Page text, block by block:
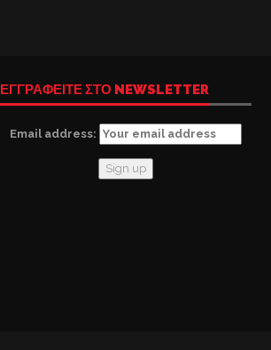
ΕΓΓΡΑΦΕΙΤΕ ΣΤΟ NEWSLETTER
Email address: